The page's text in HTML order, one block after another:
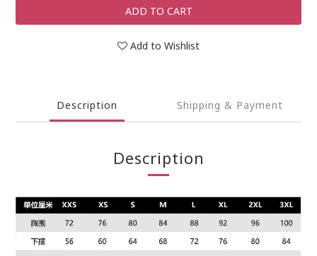
ADD TO CART
Add to Wishlist
Description Shipping & Payment
Description